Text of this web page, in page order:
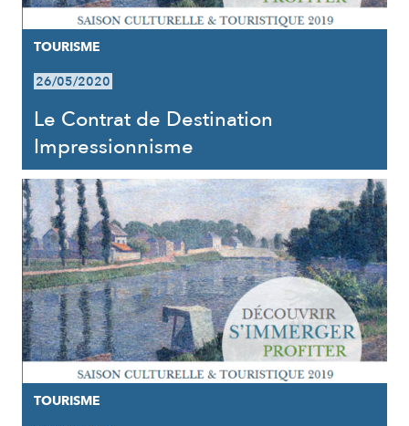
TOURISME
26/05/2020
Le Contrat de Destination
Impressionnisme
TOURISME